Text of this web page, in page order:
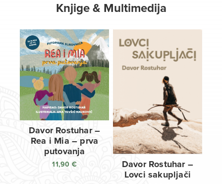
Knjige & Multimedija
Davor Rostuhar –
Rea i Mia – prva
putovanja
11,90 €
Davor Rostuhar –
Lovci sakupljači